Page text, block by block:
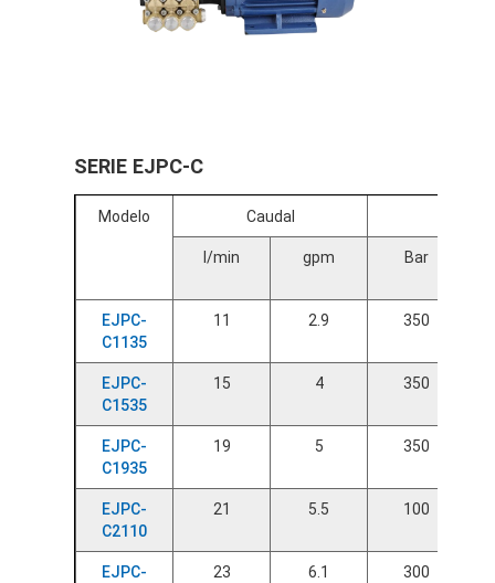
SERIE EJPC-C
Modelo Caudal
l/min gpm Bar
EJPC-
C1135
11 2.9 350
EJPC-
C1535
15 4 350
EJPC-
C1935
19 5 350
EJPC-
C2110
21 5.5 100
EJPC-
23 6.1 300